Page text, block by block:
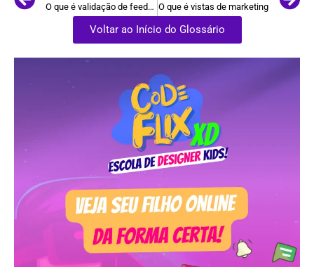
O que é validação de feedback O que é vistas de marketing
Voltar ao Início do Glossário